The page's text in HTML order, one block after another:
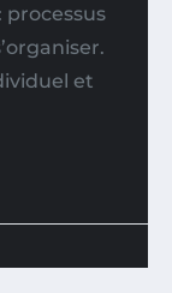
processus
et